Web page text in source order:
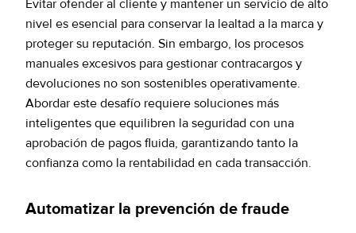
Evitar ofender al cliente y mantener un servicio de alto
nivel es esencial para conservar la lealtad a la marca y
proteger su reputación. Sin embargo, los procesos
manuales excesivos para gestionar contracargos y
devoluciones no son sostenibles operativamente.
Abordar este desafío requiere soluciones más
inteligentes que equilibren la seguridad con una
aprobación de pagos fluida, garantizando tanto la
confianza como la rentabilidad en cada transacción.
Automatizar la prevención de fraude